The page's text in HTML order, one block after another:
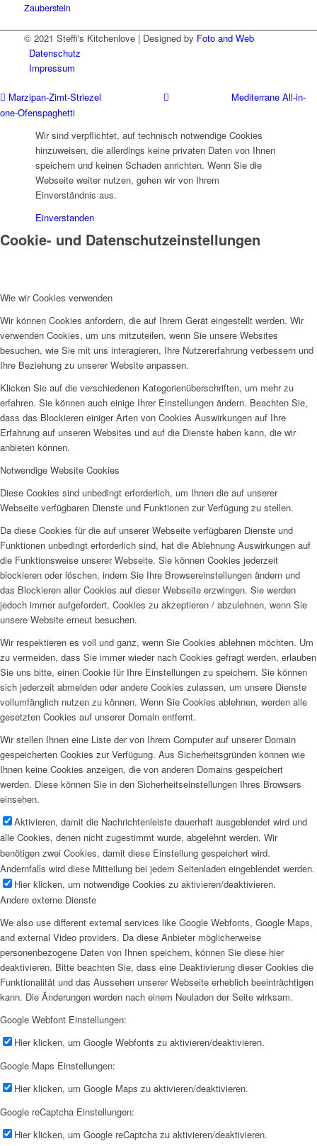
Zauberstein
© 2021 Steffi's Kitchenlove | Designed by Foto and Web
Datenschutz
Impressum
Marzipan-Zimt-Striezel
Mediterrane All-in-
one-Ofenspaghetti
Wir sind verpflichtet, auf technisch notwendige Cookies
hinzuweisen, die allerdings keine privaten Daten von Ihnen
speichern und keinen Schaden anrichten. Wenn Sie die
Webseite weiter nutzen, gehen wir von Ihrem
Einverständnis aus.
Einverstanden
Cookie- und Datenschutzeinstellungen
Wie wir Cookies verwenden
Wir können Cookies anfordern, die auf Ihrem Gerät eingestellt werden. Wir
verwenden Cookies, um uns mitzuteilen, wenn Sie unsere Websites
besuchen, wie Sie mit uns interagieren, Ihre Nutzererfahrung verbessern und
Ihre Beziehung zu unserer Website anpassen.
Klicken Sie auf die verschiedenen Kategorienüberschriften, um mehr zu
erfahren. Sie können auch einige Ihrer Einstellungen ändern. Beachten Sie,
dass das Blockieren einiger Arten von Cookies Auswirkungen auf Ihre
Erfahrung auf unseren Websites und auf die Dienste haben kann, die wir
anbieten können.
Notwendige Website Cookies
Diese Cookies sind unbedingt erforderlich, um Ihnen die auf unserer
Webseite verfügbaren Dienste und Funktionen zur Verfügung zu stellen.
Da diese Cookies für die auf unserer Webseite verfügbaren Dienste und
Funktionen unbedingt erforderlich sind, hat die Ablehnung Auswirkungen auf
die Funktionsweise unserer Webseite. Sie können Cookies jederzeit
blockieren oder löschen, indem Sie Ihre Browsereinstellungen ändern und
das Blockieren aller Cookies auf dieser Webseite erzwingen. Sie werden
jedoch immer aufgefordert, Cookies zu akzeptieren / abzulehnen, wenn Sie
unsere Website erneut besuchen.
Wir respektieren es voll und ganz, wenn Sie Cookies ablehnen möchten. Um
zu vermeiden, dass Sie immer wieder nach Cookies gefragt werden, erlauben
Sie uns bitte, einen Cookie für Ihre Einstellungen zu speichern. Sie können
sich jederzeit abmelden oder andere Cookies zulassen, um unsere Dienste
vollumfänglich nutzen zu können. Wenn Sie Cookies ablehnen, werden alle
gesetzten Cookies auf unserer Domain entfernt.
Wir stellen Ihnen eine Liste der von Ihrem Computer auf unserer Domain
gespeicherten Cookies zur Verfügung. Aus Sicherheitsgründen können wie
Ihnen keine Cookies anzeigen, die von anderen Domains gespeichert
werden. Diese können Sie in den Sicherheitseinstellungen Ihres Browsers
einsehen.
Aktivieren, damit die Nachrichtenleiste dauerhaft ausgeblendet wird und
alle Cookies, denen nicht zugestimmt wurde, abgelehnt werden. Wir
benötigen zwei Cookies, damit diese Einstellung gespeichert wird.
Andernfalls wird diese Mitteilung bei jedem Seitenladen eingeblendet werden.
Hier klicken, um notwendige Cookies zu aktivieren/deaktivieren.
Andere externe Dienste
We also use different external services like Google Webfonts, Google Maps,
and external Video providers. Da diese Anbieter möglicherweise
personenbezogene Daten von Ihnen speichern, können Sie diese hier
deaktivieren. Bitte beachten Sie, dass eine Deaktivierung dieser Cookies die
Funktionalität und das Aussehen unserer Webseite erheblich beeinträchtigen
kann. Die Änderungen werden nach einem Neuladen der Seite wirksam.
Google Webfont Einstellungen:
Hier klicken, um Google Webfonts zu aktivieren/deaktivieren.
Google Maps Einstellungen:
Hier klicken, um Google Maps zu aktivieren/deaktivieren.
Google reCaptcha Einstellungen:
Hier klicken, um Google reCaptcha zu aktivieren/deaktivieren.